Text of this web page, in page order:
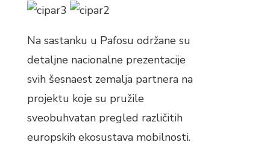
Na sastanku u Pafosu održane su
detaljne nacionalne prezentacije
svih šesnaest zemalja partnera na
projektu koje su pružile
sveobuhvatan pregled različitih
europskih ekosustava mobilnosti.